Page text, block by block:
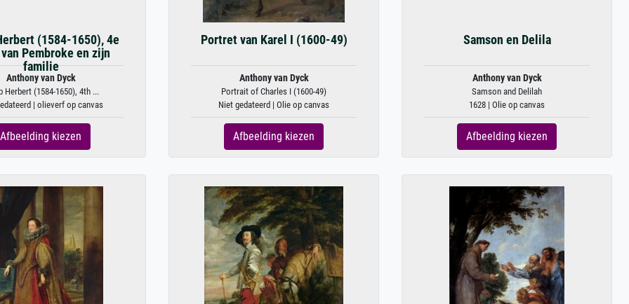
(1584-1650), 4e
Pembroke en zijn
familie
Anthony van Dyck
Herbert (1584-1650), 4th ...
| olieverf op canvas
Afbeelding kiezen
Portret van Karel I (1600-49)
Anthony van Dyck
Portrait of Charles I (1600-49)
Niet gedateerd | Olie op canvas
Afbeelding kiezen
Samson en Delila
Anthony van Dyck
Samson and Delilah
1628 | Olie op canvas
Afbeelding kiezen